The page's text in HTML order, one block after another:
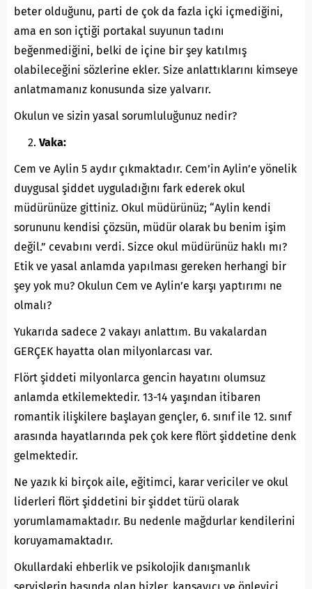
beter olduğunu, parti de çok da fazla içki içmediğini,
ama en son içtiği portakal suyunun tadını
beğenmediğini, belki de içine bir şey katılmış
olabileceğini sözlerine ekler. Size anlattıklarını kimseye
anlatmamanız konusunda size yalvarır.
Okulun ve sizin yasal sorumluluğunuz nedir?
Vaka:
Cem ve Aylin 5 aydır çıkmaktadır. Cem’in Aylin’e yönelik
duygusal şiddet uyguladığını fark ederek okul
müdürünüze gittiniz. Okul müdürünüz; “Aylin kendi
sorununu kendisi çözsün, müdür olarak bu benim işim
değil.” cevabını verdi. Sizce okul müdürünüz haklı mı?
Etik ve yasal anlamda yapılması gereken herhangi bir
şey yok mu? Okulun Cem ve Aylin’e karşı yaptırımı ne
olmalı?
Yukarıda sadece 2 vakayı anlattım. Bu vakalardan
GERÇEK hayatta olan milyonlarcası var.
Flört şiddeti milyonlarca gencin hayatını olumsuz
anlamda etkilemektedir. 13-14 yaşından itibaren
romantik ilişkilere başlayan gençler, 6. sınıf ile 12. sınıf
arasında hayatlarında pek çok kere flört şiddetine denk
gelmektedir.
Ne yazık ki birçok aile, eğitimci, karar vericiler ve okul
liderleri flört şiddetini bir şiddet türü olarak
yorumlamamaktadır. Bu nedenle mağdurlar kendilerini
koruyamamaktadır.
Okullardaki ehberlik ve psikolojik danışmanlık